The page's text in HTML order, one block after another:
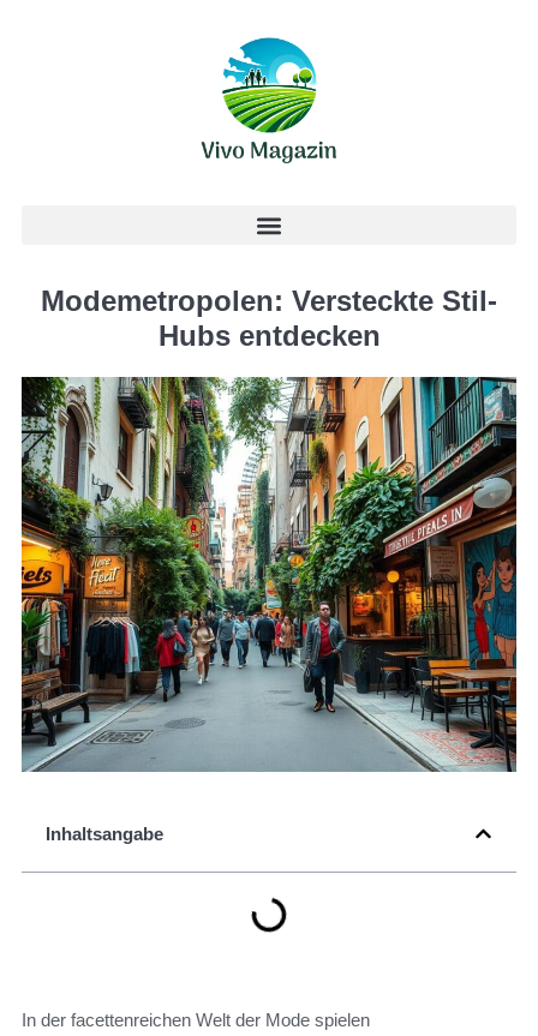
Modemetropolen: Versteckte Stil-
Hubs entdecken
Inhaltsangabe
In der facettenreichen Welt der Mode spielen